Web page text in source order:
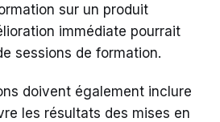
sur un produit
immédiate pourrait
sessions de formation.
doivent également inclure
les résultats des mises en